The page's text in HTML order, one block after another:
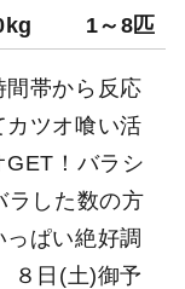
1～8匹
間帯から反応
カツオ喰い活
GET！バラシ
ラした数の方
ぱい絶好調
８日(土)御予